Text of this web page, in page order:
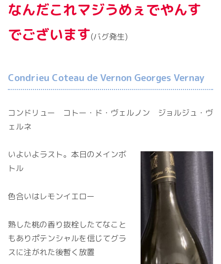
なんだこれマジうめぇでやんす
でございます(バグ発生)
Condrieu Coteau de Vernon Georges Vernay
コンドリュー コトー・ド・ヴェルノン ジョルジュ・ヴ
ェルネ
いよいよラスト。本日のメインボ
トル
色合いはレモンイエロー
熟した桃の香り抜栓したてなこと
もありポテンシャルを信じてグラ
スに注がれた後暫く放置